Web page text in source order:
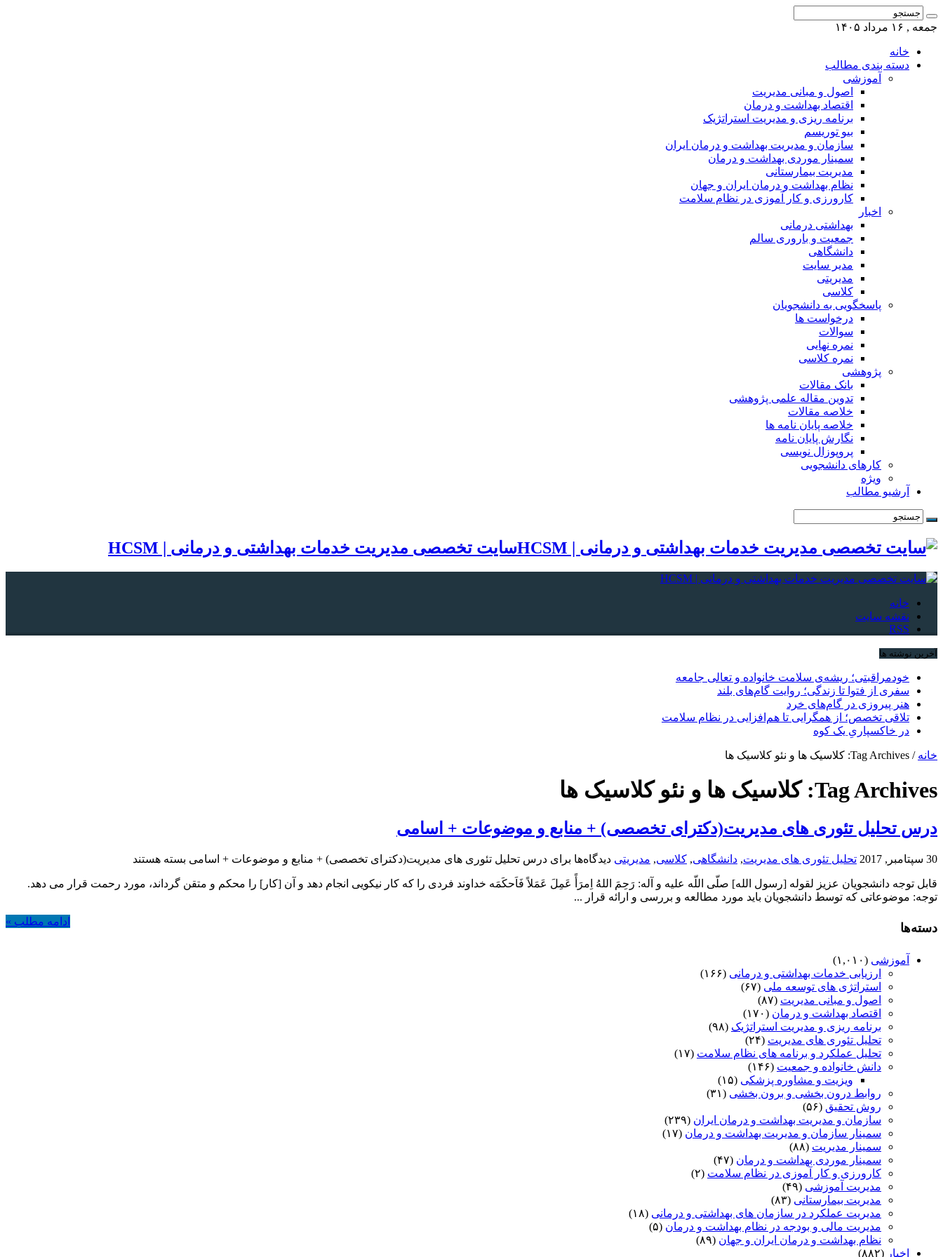
جمعه , ۱۶ مرداد ۱۴۰۵
خانه
دسته بندی مطالب
آموزشی
اصول و مبانی مدیریت
اقتصاد بهداشت و درمان
برنامه ریزی و مدیریت استراتژیک
بیو توریسم
سازمان و مدیریت بهداشت و درمان ایران
سمینار موردی بهداشت و درمان
مدیریت بیمارستانی
نظام بهداشت و درمان ایران و جهان
کارورزی و کار آموزی در نظام سلامت
اخبار
بهداشتی درمانی
جمعیت و باروری سالم
دانشگاهی
مدیر سایت
مدیریتی
کلاسی
پاسخگویی به دانشجویان
درخواست ها
سوالات
نمره نهایی
نمره کلاسی
پژوهشی
بانک مقالات
تدوین مقاله علمی پژوهشی
خلاصه مقالات
خلاصه پایان نامه ها
نگارش پایان نامه
پروپوزال نویسی
کارهای دانشجویی
ویژه
آرشیو مطالب
سایت تخصصی مدیریت خدمات بهداشتی و درمانی | HCSM
خانه
نقشه سایت
RSS
آخرین نوشته ها
خودمراقبتی؛ ریشه‌ی سلامت خانواده و تعالی جامعه
سفری از فتوا تا زندگی؛ روایت گام‌های بلند
هنر پیروزی در گام‌های خرد
تلاقی تخصص؛ از همگرایی تا هم‌افزایی در نظام سلامت
در خاکسپاریِ یک کوه
خانه / Tag Archives: کلاسیک ها و نئو کلاسیک ها
Tag Archives: کلاسیک ها و نئو کلاسیک ها
درس تحلیل تئوری های مدیریت(دکترای تخصصی) + منابع و موضوعات + اسامی
30 سپتامبر, 2017 تحلیل تئوری های مدیریت, دانشگاهی, کلاسی, مدیریتی دیدگاه‌ها برای درس تحلیل تئوری های مدیریت(دکترای تخصصی) + منابع و موضوعات + اسامی بسته هستند
قابل توجه دانشجویان عزیز لقوله [رسول الله] صلّى اللّه علیه و آله: رَحِمَ اللهُ اِمرَأً عَمِلَ عَمَلاً فَاَحکَمَه خداوند فردی را که کار نیکویی انجام دهد و آن [کار] را محکم و متقن گرداند، مورد رحمت قرار می دهد.
توجه: موضوعاتی که توسط دانشجویان باید مورد مطالعه و بررسی و ارائه قرار ...
ادامه مطلب » دسته‌ها
آموزشی (۱,۰۱۰)
ارزیابی خدمات بهداشتی و درمانی (۱۶۶)
استراتژی های توسعه ملی (۶۷)
اصول و مبانی مدیریت (۸۷)
اقتصاد بهداشت و درمان (۱۷۰)
برنامه ریزی و مدیریت استراتژیک (۹۸)
تحلیل تئوری های مدیریت (۲۴)
تحلیل عملکرد و برنامه های نظام سلامت (۱۷)
دانش خانواده و جمعیت (۱۴۶)
ویزیت و مشاوره پزشکی (۱۵)
روابط درون بخشی و برون بخشی (۳۱)
روش تحقیق (۵۶)
سازمان و مدیریت بهداشت و درمان ایران (۲۳۹)
سمینار سازمان و مدیریت بهداشت و درمان (۱۷)
سمینار مدیریت (۸۸)
سمینار موردی بهداشت و درمان (۴۷)
کارورزی و کار آموزی در نظام سلامت (۲)
مدیریت آموزشی (۴۹)
مدیریت بیمارستانی (۸۳)
مدیریت عملکرد در سازمان های بهداشتی و درمانی (۱۸)
مدیریت مالی و بودجه در نظام بهداشت و درمان (۵)
نظام بهداشت و درمان ایران و جهان (۸۹)
اخبار (۸۸۲)